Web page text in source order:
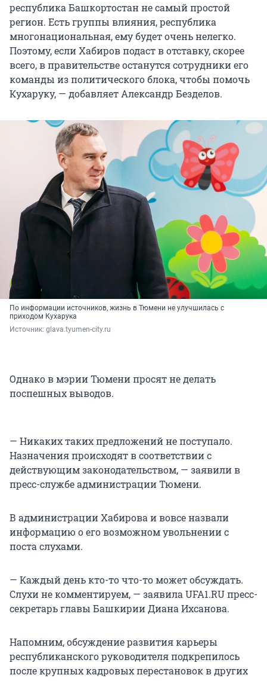
республика Башкортостан не самый простой
регион. Есть группы влияния, республика
многонациональная, ему будет очень нелегко.
Поэтому, если Хабиров подаст в отставку, скорее
всего, в правительстве останутся сотрудники его
команды из политического блока, чтобы помочь
Кухаруку, — добавляет Александр Безделов.
По информации источников, жизнь в Тюмени не улучшилась с
приходом Кухарука
Источник: glava.tyumen-city.ru
Однако в мэрии Тюмени просят не делать
поспешных выводов.
— Никаких таких предложений не поступало.
Назначения происходят в соответствии с
действующим законодательством, — заявили в
пресс-службе администрации Тюмени.
В администрации Хабирова и вовсе назвали
информацию о его возможном увольнении с
поста слухами.
— Каждый день кто-то что-то может обсуждать.
Слухи не комментируем, — заявила UFA1.RU пресс-
секретарь главы Башкирии Диана Ихсанова.
Напомним, обсуждение развития карьеры
республиканского руководителя подкрепилось
после крупных кадровых перестановок в других